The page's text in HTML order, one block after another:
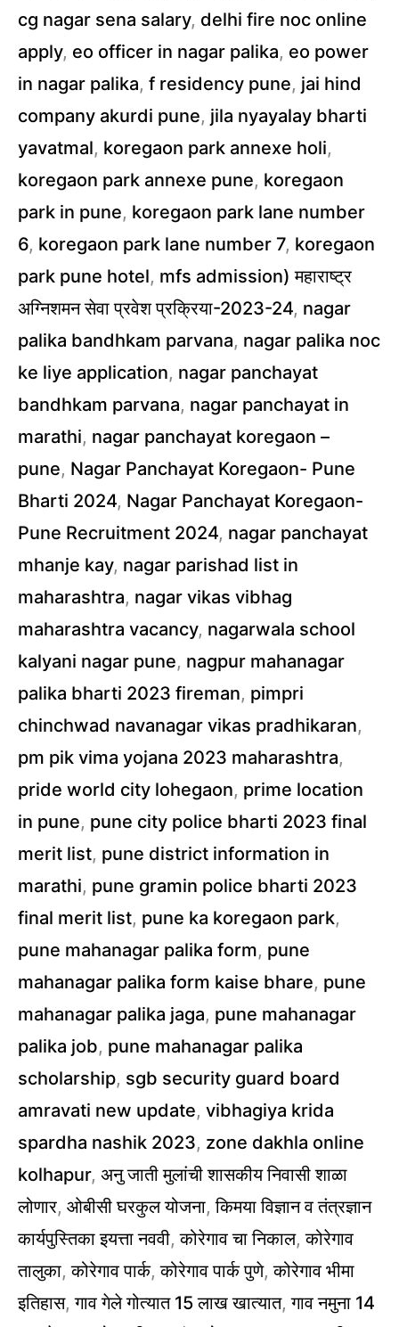
cg nagar sena salary, delhi fire noc online
apply, eo officer in nagar palika, eo power
in nagar palika, f residency pune, jai hind
company akurdi pune, jila nyayalay bharti
yavatmal, koregaon park annexe holi,
koregaon park annexe pune, koregaon
park in pune, koregaon park lane number
6, koregaon park lane number 7, koregaon
park pune hotel, mfs admission) महाराष्ट्र
अग्निशमन सेवा प्रवेश प्रक्रिया-2023-24, nagar
palika bandhkam parvana, nagar palika noc
ke liye application, nagar panchayat
bandhkam parvana, nagar panchayat in
marathi, nagar panchayat koregaon –
pune, Nagar Panchayat Koregaon- Pune
Bharti 2024, Nagar Panchayat Koregaon-
Pune Recruitment 2024, nagar panchayat
mhanje kay, nagar parishad list in
maharashtra, nagar vikas vibhag
maharashtra vacancy, nagarwala school
kalyani nagar pune, nagpur mahanagar
palika bharti 2023 fireman, pimpri
chinchwad navanagar vikas pradhikaran,
pm pik vima yojana 2023 maharashtra,
pride world city lohegaon, prime location
in pune, pune city police bharti 2023 final
merit list, pune district information in
marathi, pune gramin police bharti 2023
final merit list, pune ka koregaon park,
pune mahanagar palika form, pune
mahanagar palika form kaise bhare, pune
mahanagar palika jaga, pune mahanagar
palika job, pune mahanagar palika
scholarship, sgb security guard board
amravati new update, vibhagiya krida
spardha nashik 2023, zone dakhla online
kolhapur, अनु जाती मुलांची शासकीय निवासी शाळा
लोणार, ओबीसी घरकुल योजना,किमया विज्ञान व तंत्रज्ञान
कार्यपुस्तिका इयत्ता नववी,कोरेगाव चा निकाल,कोरेगाव
तालुका,कोरेगाव पार्क,कोरेगाव पार्क पुणे,कोरेगाव भीमा
इतिहास,गाव गेले गोत्यात 15 लाख खात्यात,गाव नमुना 14